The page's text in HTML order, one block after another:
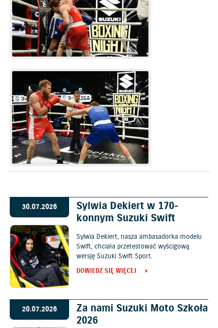
30.07.2026
Sylwia Dekiert w 170-
konnym Suzuki Swift
Sylwia Dekiert, nasza ambasadorka modelu
Swift, chciała przetestować wyścigową
wersję Suzuki Swift Sport.
DOWIEDZ SIĘ WIĘCEJ
20.07.2026
Za nami Suzuki Moto Szkoła
2026